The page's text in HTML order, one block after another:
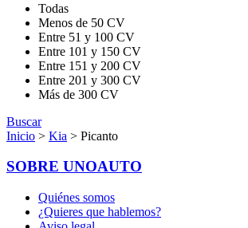
Todas
Menos de 50 CV
Entre 51 y 100 CV
Entre 101 y 150 CV
Entre 151 y 200 CV
Entre 201 y 300 CV
Más de 300 CV
Buscar
Inicio > Kia > Picanto
SOBRE UNOAUTO
Quiénes somos
¿Quieres que hablemos?